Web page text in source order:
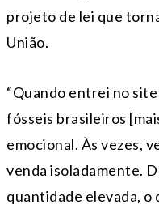
projeto de lei que
União.
“Quando entrei no
fósseis brasileiros
emocional. Às vezes,
venda isoladamente.
quantidade elevada, o